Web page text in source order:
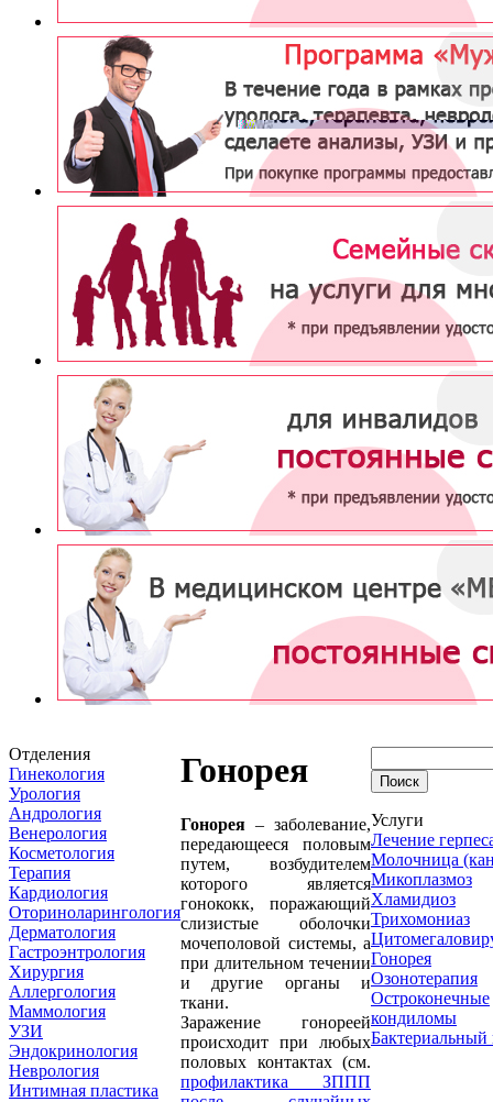
Отделения
Гинекология
Урология
Андрология
Венерология
Косметология
Терапия
Кардиология
Оториноларингология
Дерматология
Гастроэнтрология
Хирургия
Аллергология
Маммология
УЗИ
Эндокринология
Неврология
Интимная пластика
Гонорея
Гонорея – заболевание,
передающееся половым
путем, возбудителем
которого является
гонококк, поражающий
слизистые оболочки
мочеполовой системы, а
при длительном течении
и другие органы и
ткани.
Заражение гонореей
происходит при любых
половых контактах (см.
профилактика ЗППП
Услуги
Лечение
Молочница
Микоплазмоз
Хламидиоз
Трихомониаз
Гонорея
Озонотерапия
Остроконечные
кондиломы
Бактериальный